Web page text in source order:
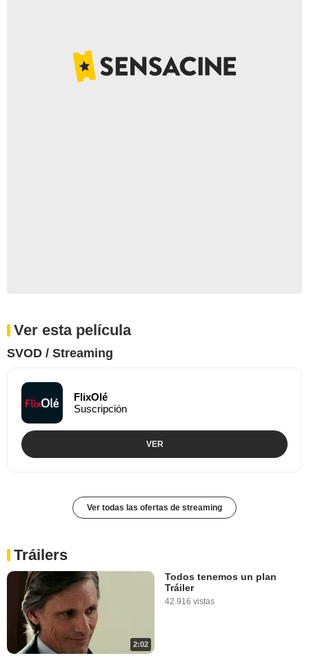
Ver esta película
SVOD / Streaming
FlixOlé
Suscripción
VER
Ver todas las ofertas de streaming
Tráilers
2:02
Todos tenemos un plan
Tráiler
42.916 vistas